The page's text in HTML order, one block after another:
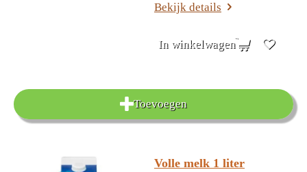
Bekijk details
In winkelwagen
Toevoegen
Volle melk 1 liter